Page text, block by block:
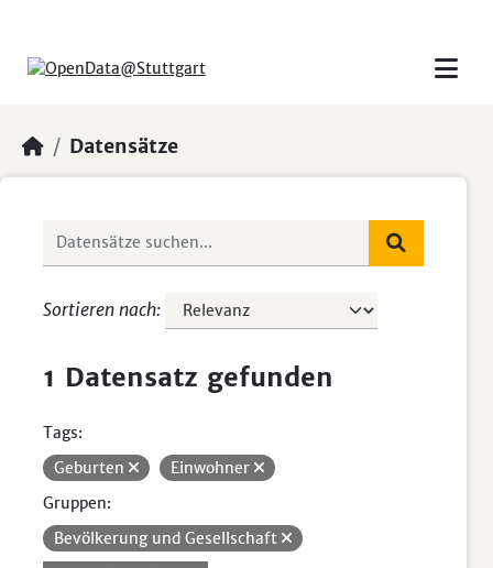
Datensätze
Sortieren nach
1 Datensatz gefunden
Tags:
Geburten
Einwohner
Gruppen:
Bevölkerung und Gesellschaft